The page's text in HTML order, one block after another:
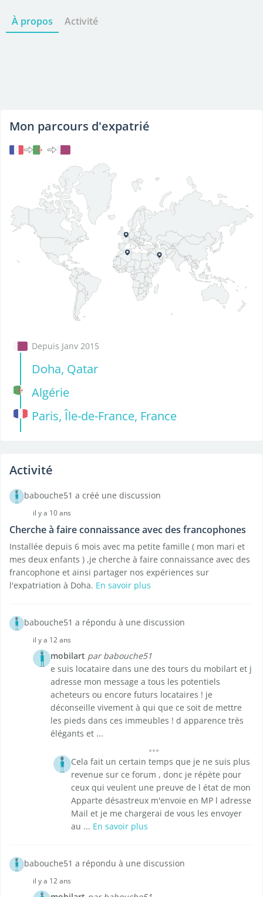
À propos Activité
Mon parcours d'expatrié
Depuis Janv 2015
Doha, Qatar
Algérie
Paris, Île-de-France, France
Activité
babouche51 a créé une discussion
il y a 10 ans
Cherche à faire connaissance avec des francophones
Installée depuis 6 mois avec ma petite famille ( mon mari et
mes deux enfants ) ,je cherche à faire connaissance avec des
francophone et ainsi partager nos expériences sur
l'expatriation à Doha. En savoir plus
babouche51 a répondu à une discussion
il y a 12 ans
mobilart par babouche51
e suis locataire dans une des tours du mobilart et j
adresse mon message a tous les potentiels
acheteurs ou encore futurs locataires ! je
déconseille vivement à qui que ce soit de mettre
les pieds dans ces immeubles ! d apparence très
élégants et ...
Cela fait un certain temps que je ne suis plus
revenue sur ce forum , donc je répète pour
ceux qui veulent une preuve de l état de mon
Apparte désastreux m'envoie en MP l adresse
Mail et je me chargerai de vous les envoyer
au ... En savoir plus
babouche51 a répondu à une discussion
il y a 12 ans